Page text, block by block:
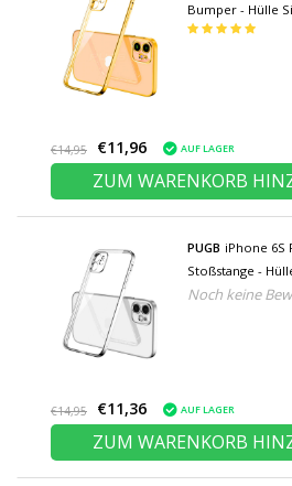
Bumper - Hülle
Green
€14,95 €11,96 AUF LAGER
ZUM WARENKORB
PUGB iPhone 6S
Stoßstange -
Silber
Noch keine
€14,95 €11,36 AUF LAGER
ZUM WARENKORB